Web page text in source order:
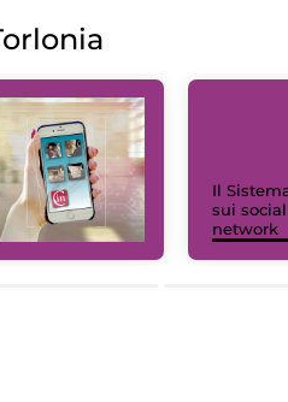
Il
sui social
network